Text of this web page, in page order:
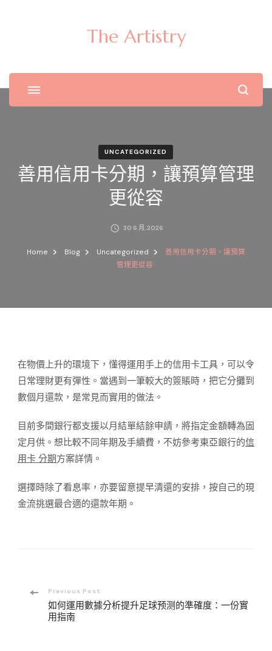
The Artistry
UNCATEGORIZED
善用信用卡分期，讓預算管理
更從容
30 6 月, 2026
Home Blog Uncategorized
善用信用卡分期，讓預算
管理更從容
在物價上升的環境下，懂得運用手上的信用卡工具，可以令
日常理財更有彈性。當遇到一筆較大的簽賬時，把它分攤到
數個月還款，是常見而實用的做法。
目前多間銀行都支援以月結單結餘申請，將指定金額轉為固
定月供。想比較不同年期及手續費，不妨參考東亞銀行的信
用卡 分期方案詳情。
選擇時除了看息率，亦要留意提早清還的安排，按自己的現
金流挑選最合適的還款年期。
Post
Navigation
Previous Post
如何運用數據分析提升足球预测的準確度：一份實
用指南